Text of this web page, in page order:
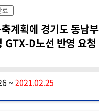
료
계획에 경기도 동남부
GTX-D노선 반영 요청
~ 2021.02.25